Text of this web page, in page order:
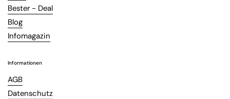
Bester - Deal
Blog
Infomagazin
Informationen
AGB
Datenschutz